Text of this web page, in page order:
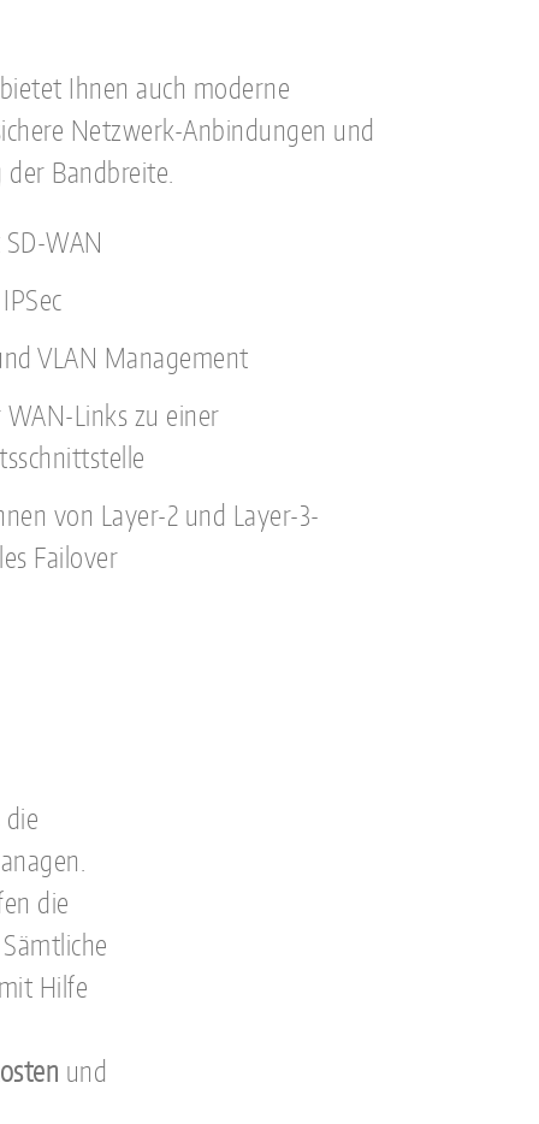
Ihnen auch moderne
Netzwerk-Anbindungen und
Bandbreite.
WAN
VLAN Management
Links zu einer
von Layer-2 und Layer-3-
Failover
die
Hilfe
und